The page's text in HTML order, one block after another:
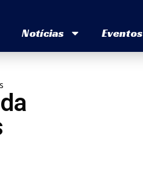
Notícias Eventos